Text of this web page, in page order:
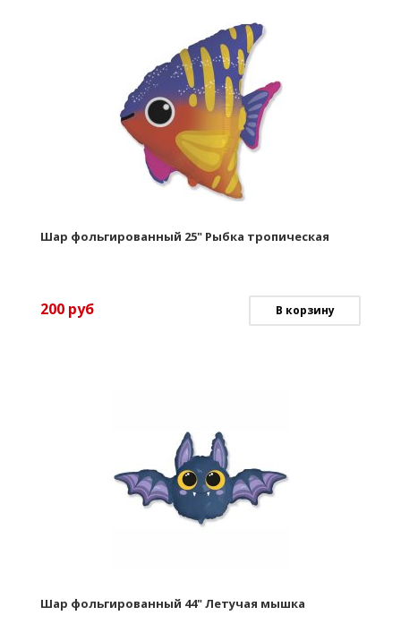
Шар фольгированный 25" Рыбка тропическая
200 руб В корзину
Шар фольгированный 44" Летучая мышка